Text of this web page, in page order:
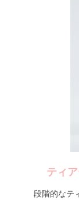
ティ
段階的なテ